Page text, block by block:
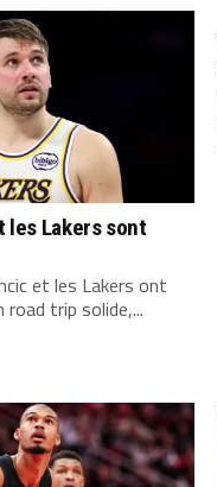
les Lakers sont
et les Lakers ont
trip solide,...